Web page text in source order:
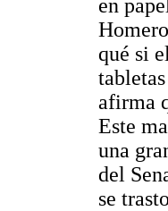
en
qué si
afirma
Este
una
del
se